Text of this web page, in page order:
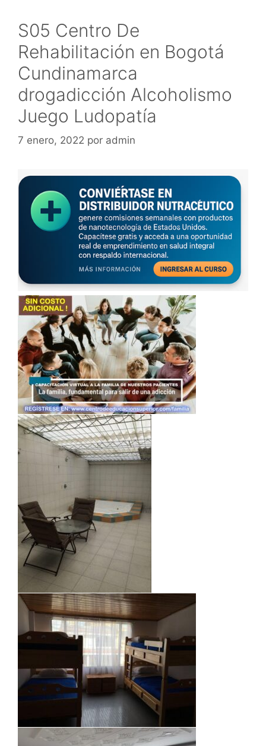
S05 Centro De
Rehabilitación en Bogotá
Cundinamarca
drogadicción Alcoholismo
Juego Ludopatía
7 enero, 2022 por admin